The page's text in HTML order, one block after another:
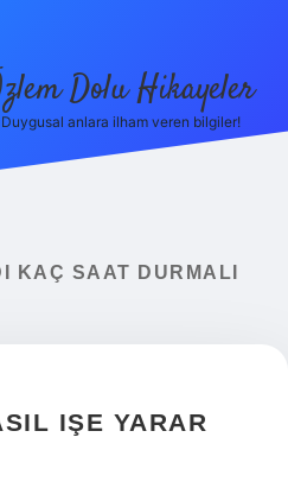
Dolu Hikayeler
Duygusal anlara ilham veren bilgiler!
KAÇ SAAT DURMALI
IŞE YARAR